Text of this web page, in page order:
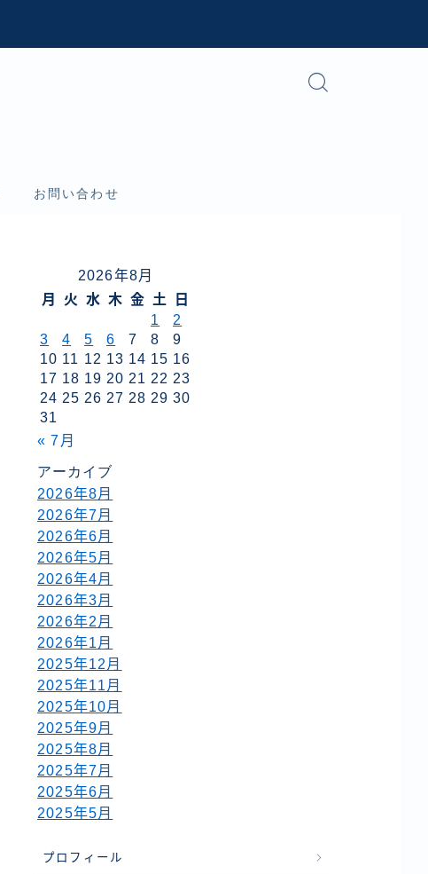
お問い合わせ
2026年8月
月
火 水 木 金 土
日
1
2
3
4 5 6 7 8
9
10 11 12 13 14 15 16
17 18 19 20 21 22 23
24 25 26 27 28 29 30
31
« 7月
アーカイブ
2026年8月
2026年7月
2026年6月
2026年5月
2026年4月
2026年3月
2026年2月
2026年1月
2025年12月
2025年11月
2025年10月
2025年9月
2025年8月
2025年7月
2025年6月
2025年5月
プロフィール